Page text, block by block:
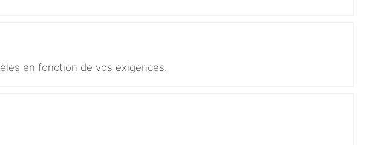
en fonction de vos exigences.